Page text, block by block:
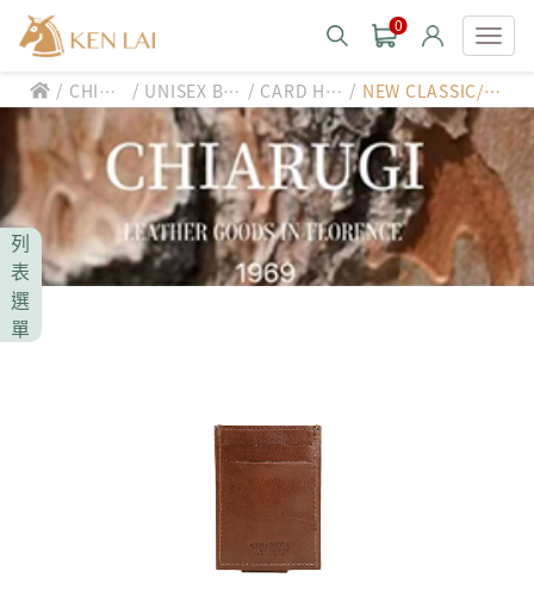
0
款式分類 style
男士包款 MEN'S BAG
男士夾款 MEN'S WALLET
男士皮帶 MEN'S BELT
皮革保養 LEATHER CARE
CHIARUGI
男士包款 MEN'S BAG
男士夾款 MEN'S WALLET
男士皮帶 MEN'S BELT
女士夾款 LADIES' WALLET
中性商品 UNISEX BAG/SLG
CUMAR
女士包款 LADIES' BAG
女士夾款 LADIES' WALLET
中性商品 UNISEX BAG/SLG
Roberta di Camerino
男士夾款 MEN'S WALLET
男士皮帶 MEN'S BELT
女士包款 LADIES' BAG
女士夾款 LADIES' WALLET
男士夾款 MEN'S WALLET
男士皮帶 MEN'S BELT
女士包款 LADIES' BAG
期間限定 limited edition
珍藏 THE BRIDGE (TB SPECIAL)
/ CHIAR
UGI
/ UNISEX BA
G/SLG
/ CARD HO
LDER
/ NEW CLASSIC/卡
片(名片)夾
列
表
選
單